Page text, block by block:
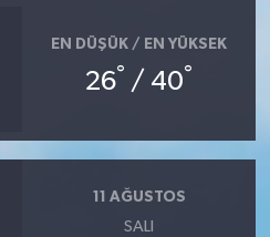
EN DÜŞÜK / EN YÜKSEK
26° / 40°
11 AĞUSTOS
SALI